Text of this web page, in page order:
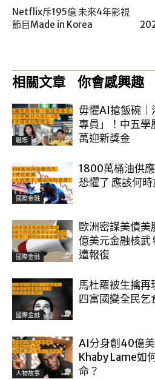
Netflix斥195億 未來4年影視
節目Made in Korea
相關文章 你會感興趣
職場
毋懼AI搶飯碗｜
專員」！中五學
萬迎新獎金
國際金融
1800萬桶油供
恐懼了 應該何時
國際金融
歐洲密謀美債美
億美元金融核武
遭報復
國際金融
馬杜羅被生擒再
四富國變全民乞
人物故事
AI分身創40億
Khaby Lame如
命？